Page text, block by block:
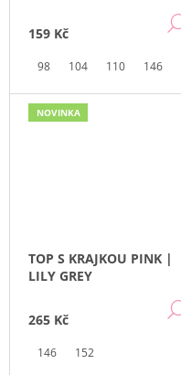
159 Kč
98 104 110 146
NOVINKA
TOP S KRAJKOU PINK |
LILY GREY
265 Kč
146 152